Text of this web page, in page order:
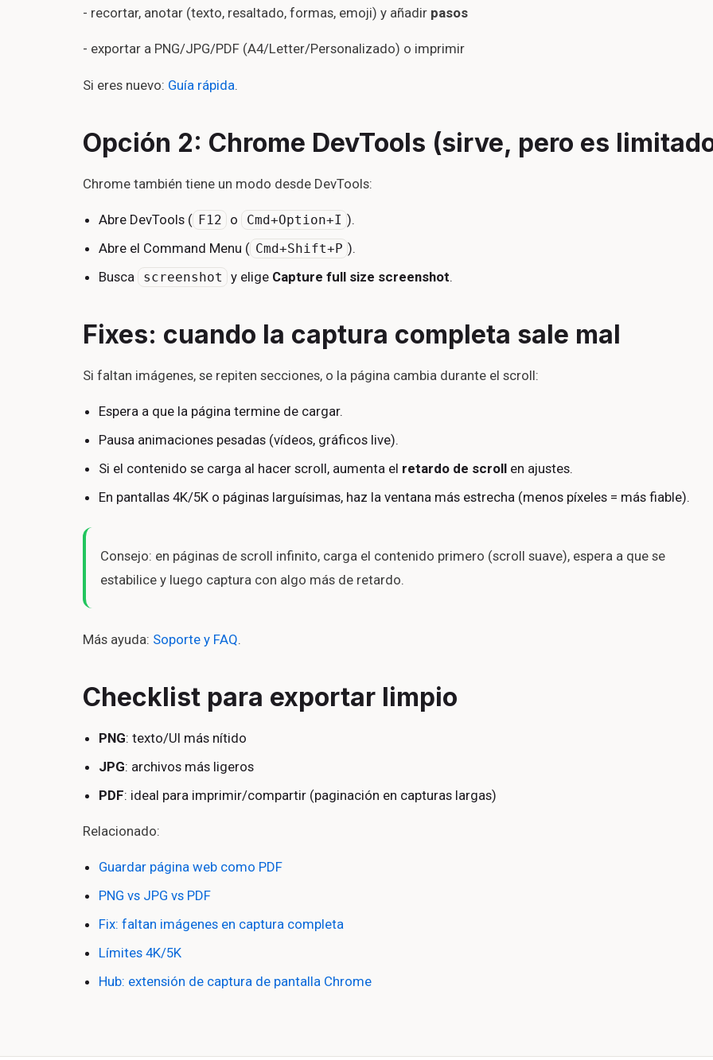
- recortar, anotar (texto, resaltado, formas, emoji) y añadir pasos
- exportar a PNG/JPG/PDF (A4/Letter/Personalizado) o imprimir
Si eres nuevo: Guía rápida.
Opción 2: Chrome DevTools (sirve, pero es
Chrome también tiene un modo desde DevTools:
Abre DevTools ( F12 o Cmd+Option+I ).
Abre el Command Menu ( Cmd+Shift+P ).
Busca
screenshot y elige Capture full size screenshot.
Fixes: cuando la captura completa sale mal
Si faltan imágenes, se repiten secciones, o la página cambia durante el scroll:
Espera a que la página termine de cargar.
Pausa animaciones pesadas (vídeos, gráficos live).
Si el contenido se carga al hacer scroll, aumenta el retardo de scroll en ajustes.
En pantallas 4K/5K o páginas larguísimas, haz la ventana más estrecha (menos píxeles = más fiable).
Consejo: en páginas de scroll infinito, carga el contenido primero (scroll suave), espera a que se
estabilice y luego captura con algo más de retardo.
Más ayuda: Soporte y FAQ.
Checklist para exportar limpio
PNG: texto/UI más nítido
JPG: archivos más ligeros
PDF: ideal para imprimir/compartir (paginación en capturas largas)
Relacionado:
Guardar página web como PDF
PNG vs JPG vs PDF
Fix: faltan imágenes en captura completa
Límites 4K/5K
Hub: extensión de captura de pantalla Chrome